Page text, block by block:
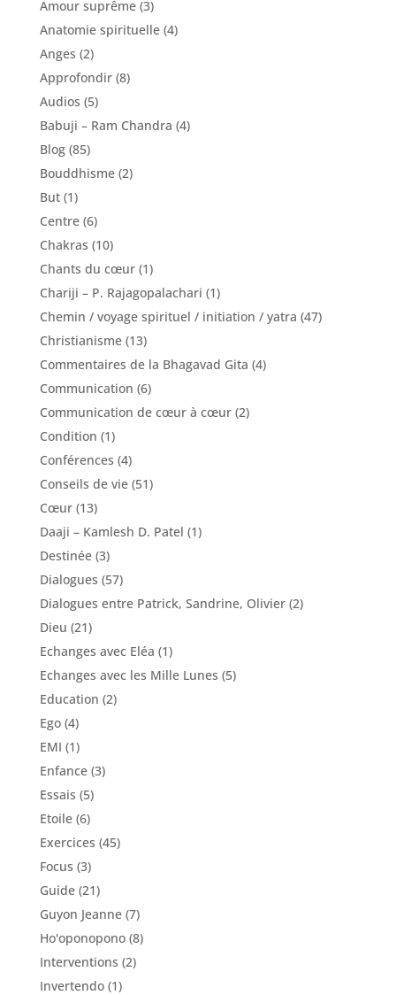
Amour suprême(3)
Anatomie spirituelle(4)
Anges (2)
Approfondir(8)
Audios (5)
Babuji – Ram Chandra (4)
Blog(85)
Bouddhisme(2)
But(1)
Centre(6)
Chakras (10)
Chants du cœur(1)
Chariji – P. Rajagopalachari (1)
Chemin / voyage spirituel / initiation / yatra (47)
Christianisme(13)
Commentaires de la Bhagavad Gita (4)
Communication (6)
Communication de cœur à cœur(2)
Condition (1)
Conférences (4)
Conseils de vie(51)
Cœur(13)
Daaji – Kamlesh D. Patel (1)
Destinée(3)
Dialogues (57)
Dialogues entre Patrick, Sandrine, Olivier(2)
Dieu (21)
Echanges avec Eléa (1)
Echanges avec les Mille Lunes (5)
Education (2)
Ego(4)
EMI (1)
Enfance(3)
Essais (5)
Etoile(6)
Exercices (45)
Focus (3)
Guide(21)
Guyon Jeanne(7)
Ho'oponopono(8)
Interventions (2)
Invertendo(1)